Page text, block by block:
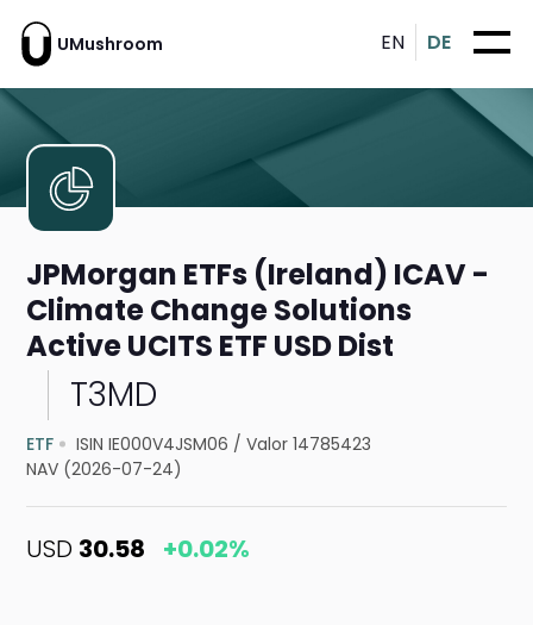
UMushroom EN DE
JPMorgan ETFs (Ireland) ICAV -
Climate Change Solutions
Active UCITS ETF USD Dist
T3MD
ETF ISIN IE000V4JSM06 /Valor 14785423
NAV (2026-07-24)
USD 30.58 +0.02%